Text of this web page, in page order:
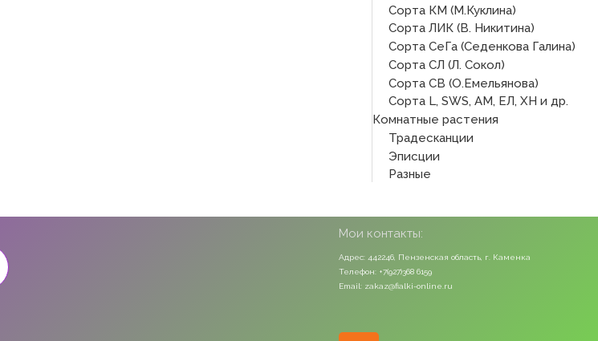
Сорта КМ (М.Куклина)
Сорта ЛИК (В. Никитина)
Сорта СеГа (Седенкова Галина)
Сорта СЛ (Л. Сокол)
Сорта СВ (О.Емельянова)
Сорта L, SWS, АМ, ЕЛ, ХН и др.
Комнатные растения
Традесканции
Эписции
Разные
Мои контакты:
Адрес: 442246, Пензенская область, г. Каменка
Телефон: +7(927)368 6159
Email: zakaz@fialki-online.ru